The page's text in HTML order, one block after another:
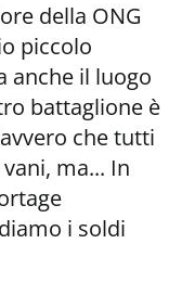
della ONG
piccolo
anche il luogo
battaglione è
che tutti
ma... In
i soldi